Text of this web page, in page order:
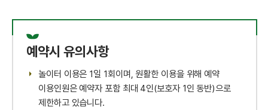
예약시 유의사항
놀이터 이용은 1일 1회이며, 원활한 이용을 위해 예약
이용인원은 예약자 포함 최대 4인(보호자 1인 동반)으로
제한하고 있습니다.